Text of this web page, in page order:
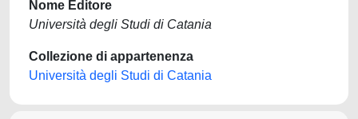
Nome Editore
Università degli Studi di Catania
Collezione di appartenenza
Università degli Studi di Catania